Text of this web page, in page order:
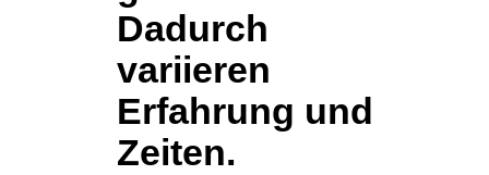
Dadurch
variieren
Erfahrung und
Zeiten.